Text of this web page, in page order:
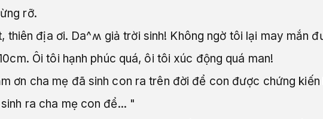
rỡ.
thiên địa ơi. Da^ʍ giả trời sinh! Không ngờ tôi lại may mắn
Ôi tôi hạnh phúc quá, ôi tôi xúc động quá man!
ơn cha mẹ đã sinh con ra trên đời để con được chứng
ra cha mẹ con để... "